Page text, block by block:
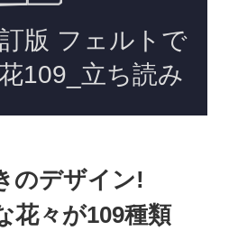
のデザイン!
々が109種類